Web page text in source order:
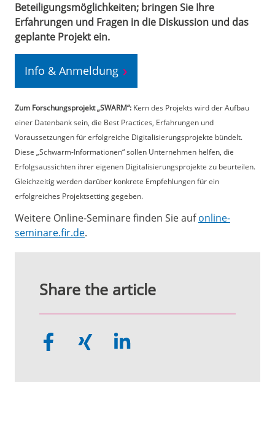
Beteiligungsmöglichkeiten; bringen Sie Ihre
Erfahrungen und Fragen in die Diskussion und das
geplante Projekt ein.
Info & Anmeldung
Zum Forschungsprojekt „SWARM“: Kern des Projekts wird der Aufbau
einer Datenbank sein, die Best Practices, Erfahrungen und
Voraussetzungen für erfolgreiche Digitalisierungsprojekte bündelt.
Diese „Schwarm-Informationen“ sollen Unternehmen helfen, die
Erfolgsaussichten ihrer eigenen Digitalisierungsprojekte zu beurteilen.
Gleichzeitig werden darüber konkrete Empfehlungen für ein
erfolgreiches Projektsetting gegeben.
Weitere Online-Seminare finden Sie aufonline-
seminare.fir.de.
Share the article